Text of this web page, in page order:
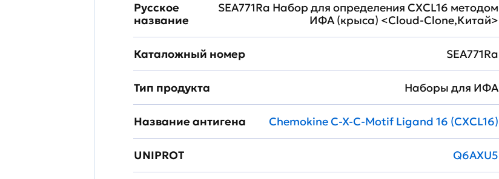
Русское
название
SEA771Ra Набор для определения CXCL16 методом
ИФА (крыса) <Cloud-Clone,Китай>
Каталожный номер SEA771Ra
Тип продукта Наборы для ИФА
Название антигена Chemokine C-X-C-Motif Ligand 16 (CXCL16)
UNIPROT Q6AXU5